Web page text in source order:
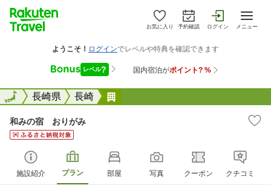
お気に入り 予約確認 ログイン メニュー
全国長崎県 長崎
全国
和みの宿 おりがみ
施設紹介 プラン 部屋 写真 クーポン クチコミ